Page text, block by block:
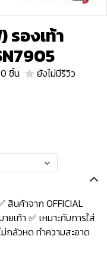
องเท้า
ชิ้น
ยังไม่มีรีวิว
สินค้าจาก OFFICIAL
ยเท้า ✅ เหมาะกับการใส่
กลัวหด ทำความสะอาด